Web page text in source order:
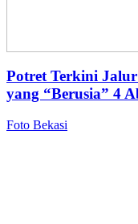
Potret Terkini
yang “Berusia” 4
Foto Bekasi